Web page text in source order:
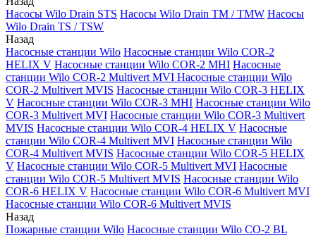
Насосы Wilo Drain STS Насосы Wilo Drain TM / TMW Насосы
Wilo Drain TS / TSW
Назад
Насосные станции Wilo Насосные станции Wilo COR-2
HELIX V Насосные станции Wilo COR-2 MHI Насосные
станции Wilo COR-2 Multivert MVI Насосные станции Wilo
COR-2 Multivert MVIS Насосные станции Wilo COR-3 HELIX
V Насосные станции Wilo COR-3 MHI Насосные станции Wilo
COR-3 Multivert MVI Насосные станции Wilo COR-3 Multivert
MVIS Насосные станции Wilo COR-4 HELIX V Насосные
станции Wilo COR-4 Multivert MVI Насосные станции Wilo
COR-4 Multivert MVIS Насосные станции Wilo COR-5 HELIX
V Насосные станции Wilo COR-5 Multivert MVI Насосные
станции Wilo COR-5 Multivert MVIS Насосные станции Wilo
COR-6 HELIX V Насосные станции Wilo COR-6 Multivert MVI
Насосные станции Wilo COR-6 Multivert MVIS
Назад
Пожарные станции Wilo Насосные станции Wilo CO-2 BL